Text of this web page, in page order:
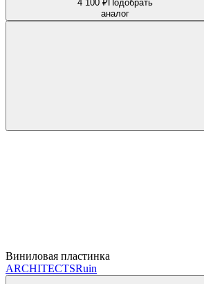
4 100 ₽Подобрать
аналог
Виниловая пластинка
ARCHITECTSRuin